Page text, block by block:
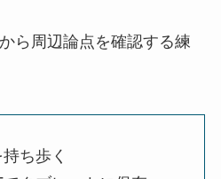
ら周辺論点を確認する練
ち歩く